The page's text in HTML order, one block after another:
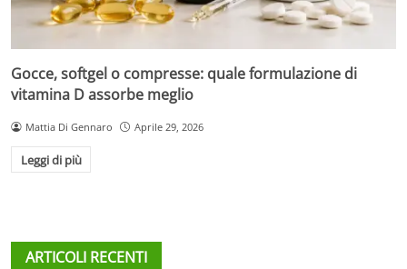
Gocce, softgel o compresse: quale formulazione di
vitamina D assorbe meglio
Mattia Di Gennaro Aprile 29, 2026
Leggi di più
ARTICOLI RECENTI